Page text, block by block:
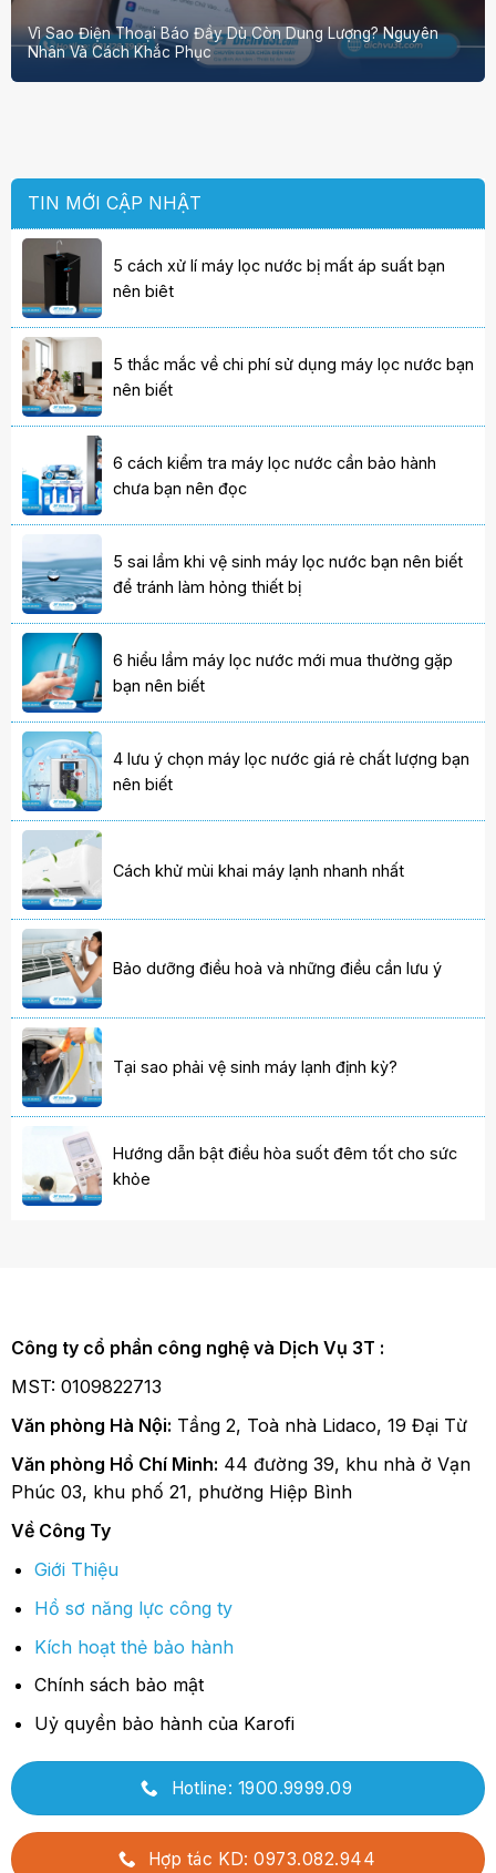
Vì Sao Điện Thoại Báo Đầy Dù Còn Dung Lượng? Nguyên
Nhân Và Cách Khắc Phục
TIN MỚI CẬP NHẬT
5 cách xử lí máy lọc nước bị mất áp suất bạn
nên biêt
5 thắc mắc về chi phí sử dụng máy lọc nước bạn
nên biết
6 cách kiểm tra máy lọc nước cần bảo hành
chưa bạn nên đọc
5 sai lầm khi vệ sinh máy lọc nước bạn nên biết
để tránh làm hỏng thiết bị
6 hiểu lầm máy lọc nước mới mua thường gặp
bạn nên biết
4 lưu ý chọn máy lọc nước giá rẻ chất lượng bạn
nên biết
Cách khử mùi khai máy lạnh nhanh nhất
Bảo dưỡng điều hoà và những điều cần lưu ý
Tại sao phải vệ sinh máy lạnh định kỳ?
Hướng dẫn bật điều hòa suốt đêm tốt cho sức
khỏe
Công ty cổ phần công nghệ và Dịch Vụ 3T :
MST: 0109822713
Văn phòng Hà Nội: Tầng 2, Toà nhà Lidaco, 19 Đại Từ
Văn phòng Hồ Chí Minh: 44 đường 39, khu nhà ở Vạn
Phúc 03, khu phố 21, phường Hiệp Bình
Về Công Ty
Giới Thiệu
Hồ sơ năng lực công ty
Kích hoạt thẻ bảo hành
Chính sách bảo mật
Uỷ quyền bảo hành của Karofi
Hotline: 1900.9999.09
Hợp tác KD: 0973.082.944